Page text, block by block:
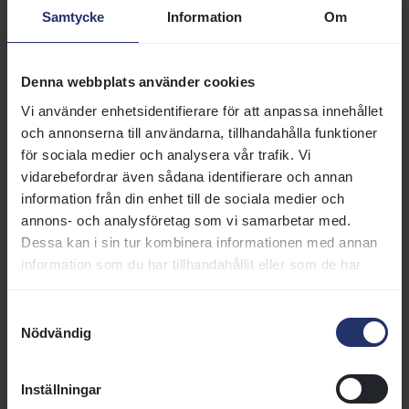
Samtycke Information Om
Denna webbplats använder cookies
Vi använder enhetsidentifierare för att anpassa innehållet
och annonserna till användarna, tillhandahålla funktioner
för sociala medier och analysera vår trafik. Vi
vidarebefordrar även sådana identifierare och annan
information från din enhet till de sociala medier och
annons- och analysföretag som vi samarbetar med.
Dessa kan i sin tur kombinera informationen med annan
information som du har tillhandahållit eller som de har
Nödvändig
Inställningar
8 KEN Mortensen Nathalie 59 S 75
Lopp 4
Starttid 15:30, 1500 m Gräs
59
3 TOM JAKBAR (GB) 59 B